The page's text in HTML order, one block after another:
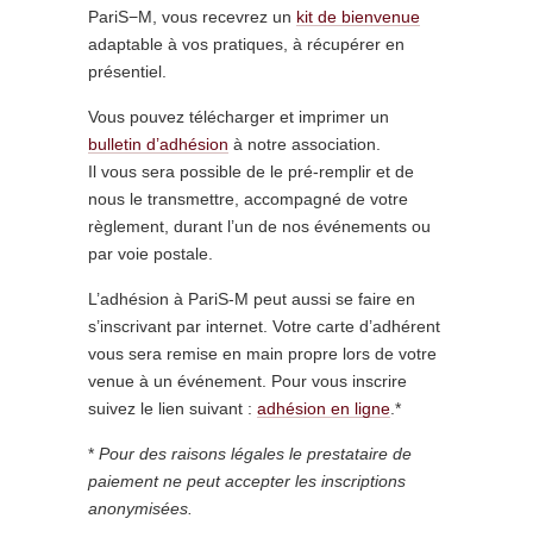
PariS−M, vous recevrez un kit de bienvenue
adaptable à vos pratiques, à récupérer en
présentiel.
Vous pouvez télécharger et imprimer un
bulletin d’adhésion à notre association.
Il vous sera possible de le pré-remplir et de
nous le transmettre, accompagné de votre
règlement, durant l’un de nos événements ou
par voie postale.
L’adhésion à PariS-M peut aussi se faire en
s’inscrivant par internet. Votre carte d’adhérent
vous sera remise en main propre lors de votre
venue à un événement. Pour vous inscrire
suivez le lien suivant : adhésion en ligne .*
* Pour des raisons légales le prestataire de
paiement ne peut accepter les inscriptions
anonymisées.